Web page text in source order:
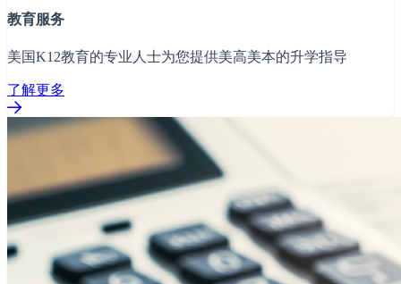
教育服务
美国K12教育的专业人士为您提供美高美本的升学指导
了解更多